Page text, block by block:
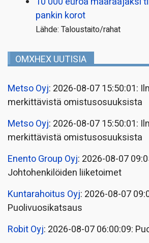
pankin korot
Lähde: Taloustaito/rahat
OMXHEX UUTISIA
Metso Oyj: 2026-08-07 15:50:01:
merkittävistä omistusosuuksista
Metso Oyj: 2026-08-07 15:50:01:
merkittävistä omistusosuuksista
Enento Group Oyj: 2026-08-07
Johtohenkilöiden liiketoimet
Kuntarahoitus Oyj: 2026-08-07
Puolivuosikatsaus
Robit Oyj: 2026-08-07 06:00:09: